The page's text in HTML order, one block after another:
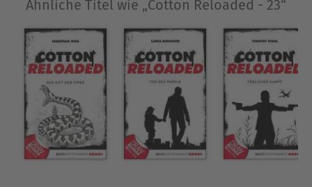
Ähnliche Titel wie „Cotton Reloaded - 23“